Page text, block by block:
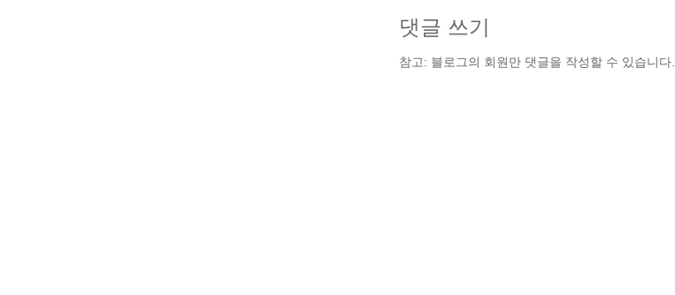
댓글 쓰기
참고: 블로그의 회원만 댓글을 작성할 수 있습니다.